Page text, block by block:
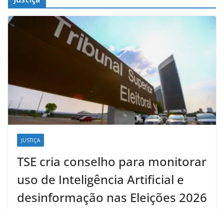
JUSTIÇA
TSE cria conselho para monitorar
uso de Inteligência Artificial e
desinformação nas Eleições 2026